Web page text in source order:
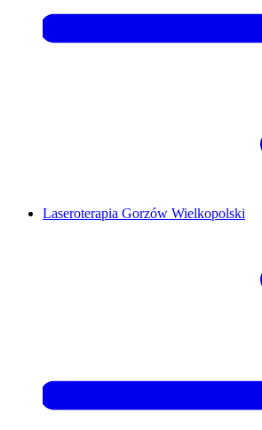
Laseroterapia Gorzów Wielkopolski